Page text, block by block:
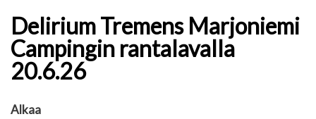
Delirium Tremens Marjoniemi
Campingin rantalavalla
20.6.26
Alkaa